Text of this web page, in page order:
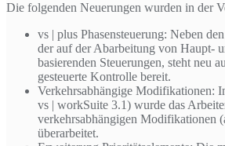
Die folgenden Neuerungen wurden in der
vs | plus Phasensteuerung: Neben
der auf der Abarbeitung von Haupt-
basierenden Steuerungen, steht neu
gesteuerte Kontrolle bereit.
Verkehrsabhängige Modifikationen:
vs | workSuite 3.1) wurde das
verkehrsabhängigen Modifikationen
überarbeitet.